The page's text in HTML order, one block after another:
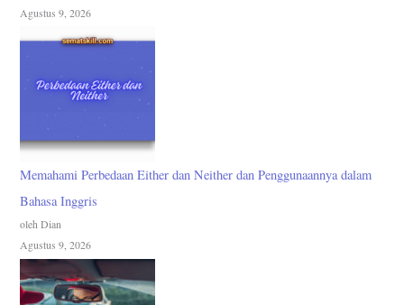
Agustus 9, 2026
Memahami Perbedaan Either dan Neither dan Penggunaannya dalam
Bahasa Inggris
oleh Dian
Agustus 9, 2026